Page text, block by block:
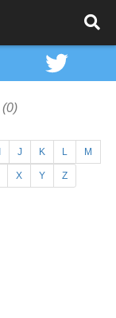
(0)
J K L M
X Y Z